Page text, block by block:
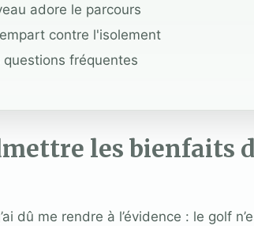
adore le parcours
contre l'isolement
fréquentes
les bienfaits
dû me rendre à l’évidence : le golf